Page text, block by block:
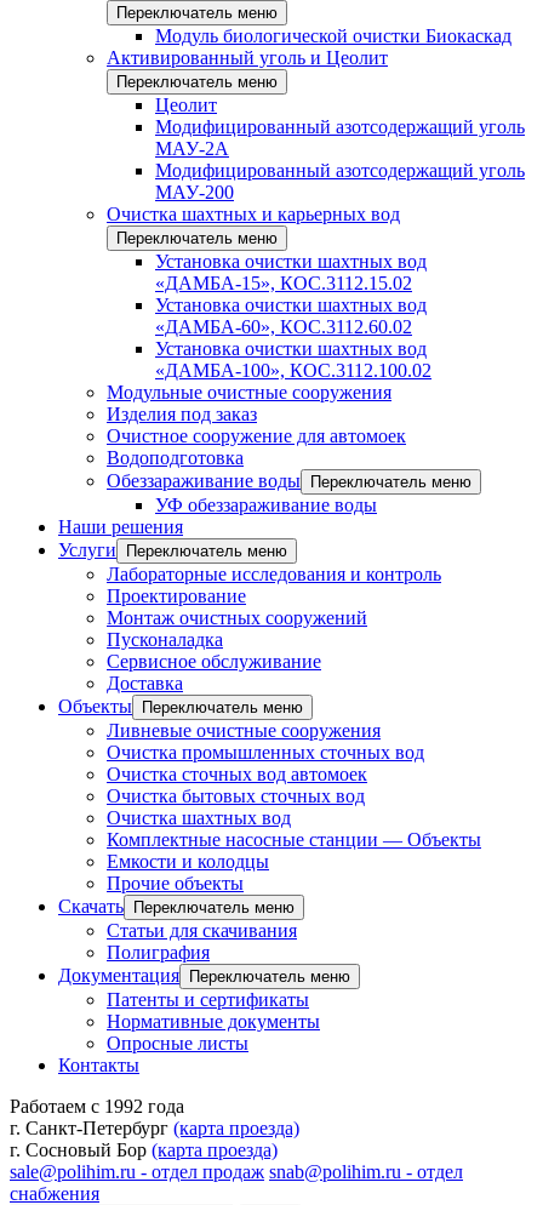
Переключатель меню
Модуль биологической очистки Биокаскад
Активированный уголь и Цеолит
Переключатель меню
Цеолит
Модифицированный азотсодержащий уголь
МАУ-2А
Модифицированный азотсодержащий уголь
МАУ-200
Очистка шахтных и карьерных вод
Переключатель меню
Установка очистки шахтных вод
«ДАМБА-15», КОС.3112.15.02
Установка очистки шахтных вод
«ДАМБА-60», КОС.3112.60.02
Установка очистки шахтных вод
«ДАМБА-100», КОС.3112.100.02
Модульные очистные сооружения
Изделия под заказ
Очистное сооружение для автомоек
Водоподготовка
Обеззараживание воды
Переключатель меню
УФ обеззараживание воды
Наши решения
Услуги
Переключатель меню
Лабораторные исследования и контроль
Проектирование
Монтаж очистных сооружений
Пусконаладка
Сервисное обслуживание
Доставка
Объекты
Переключатель меню
Ливневые очистные сооружения
Очистка промышленных сточных вод
Очистка сточных вод автомоек
Очистка бытовых сточных вод
Очистка шахтных вод
Комплектные насосные станции — Объекты
Емкости и колодцы
Прочие объекты
Скачать
Переключатель меню
Статьи для скачивания
Полиграфия
Документация
Переключатель меню
Патенты и сертификаты
Нормативные документы
Опросные листы
Контакты
Работаем с 1992 года
г. Санкт-Петербург (карта проезда)
г. Сосновый Бор (карта проезда)
sale@polihim.ru - отдел продаж snab@polihim.ru - отдел
снабжения